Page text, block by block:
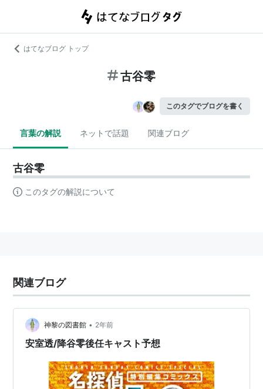
はてなブログ トップ
古谷零
このタグでブログを書く
言葉の解説 ネットで話題 関連ブログ
古谷零
このタグの解説について
関連ブログ
神黎の図書館 • 2年前
安室透/降谷零後任キャスト予想